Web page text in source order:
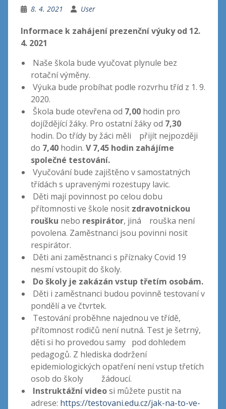
8. 4. 2021 User
Informace k zahájení prezenční výuky od 12.
4. 2021
Naše škola bude vyučovat plynule bez
rotační výměny.
Výuka bude probíhat podle rozvrhu tříd z 1. 9.
2020.
Škola bude otevřena od 7,00hodin pro
dojíždějící žáky. Pro ostatní žáky od 7,30
hodin. Do třídy by žáci měli přijít nejpozději
do 7,40hodin. V 7,45 hodin zahájíme
společné testování.
Vyučování bude zajištěno v samostatných
třídách s upravenými rozestupy lavic.
Děti mají povinnost po celou dobu
přítomnosti ve škole nosit zdravotnickou
roušku nebo respirátor, jiná rouška není
povolena. Zaměstnanci jsou povinni nosit
respirátor.
Děti ani zaměstnanci s příznaky Covid 19
nesmí vstoupit do školy.
Do školy je zakázán vstup třetím osobám.
Děti i zaměstnanci budou povinně testovaní v
pondělí a ve čtvrtek.
Testování proběhne najednou ve třídě,
přítomnost rodičů není nutná. Test je šetrný,
děti si ho provedou samy pod dohledem
pedagogů. Z hlediska dodržení
epidemiologických opatření není vstup třetích
osob do školy žádoucí.
Instruktážní videosi můžete pustit na
adrese: https://testovani.edu.cz/jak-na-to-ve-